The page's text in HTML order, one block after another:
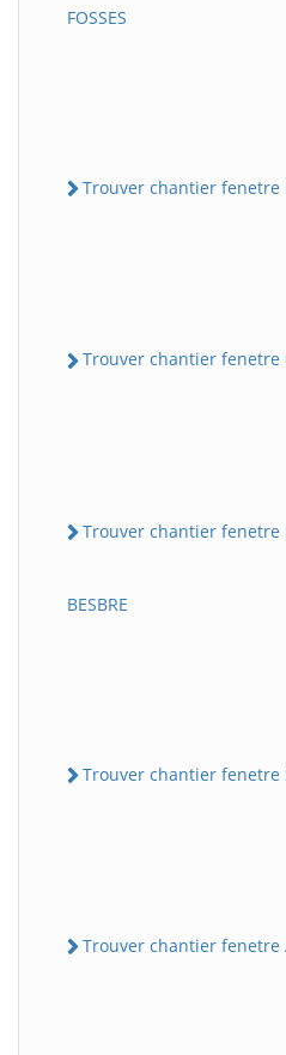
FOSSES
Trouver chantier fenetre
Trouver chantier fenetre
Trouver chantier fenetre
BESBRE
Trouver chantier fenetre
Trouver chantier fenetre